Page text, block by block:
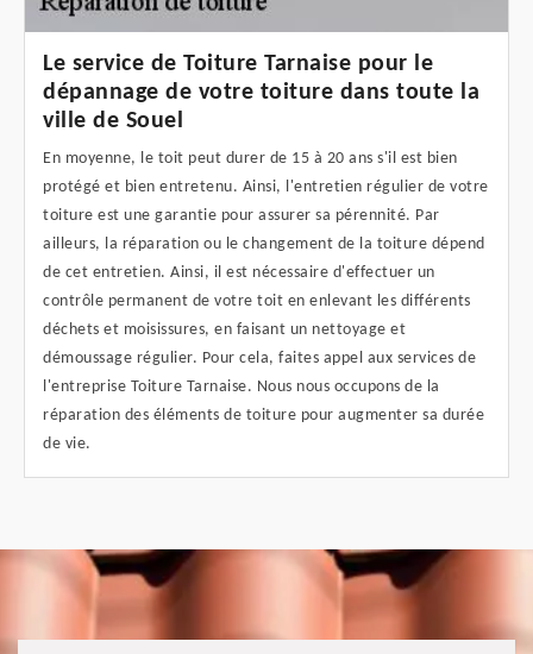
Le service de Toiture Tarnaise pour le
dépannage de votre toiture dans toute la
ville de Souel
En moyenne, le toit peut durer de 15 à 20 ans s'il est bien
protégé et bien entretenu. Ainsi, l'entretien régulier de votre
toiture est une garantie pour assurer sa pérennité. Par
ailleurs, la réparation ou le changement de la toiture dépend
de cet entretien. Ainsi, il est nécessaire d'effectuer un
contrôle permanent de votre toit en enlevant les différents
déchets et moisissures, en faisant un nettoyage et
démoussage régulier. Pour cela, faites appel aux services de
l'entreprise Toiture Tarnaise. Nous nous occupons de la
réparation des éléments de toiture pour augmenter sa durée
de vie.